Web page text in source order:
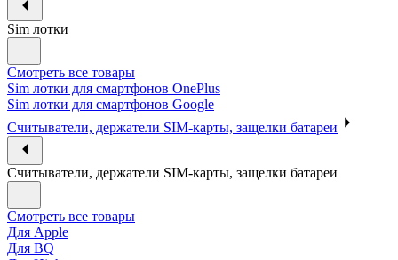
Sim лотки
Смотреть все товары
Sim лотки для смартфонов OnePlus
Sim лотки для смартфонов Google
Считыватели, держатели SIM-карты, защелки батареи
Считыватели, держатели SIM-карты, защелки батареи
Смотреть все товары
Для Apple
Для BQ